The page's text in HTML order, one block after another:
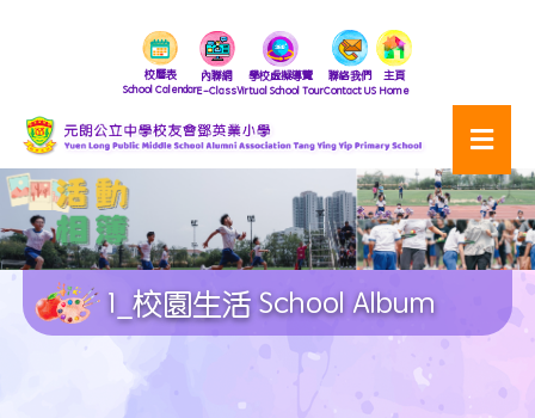
校曆表
School Calendar
內聯網
E-Class
學校虛擬導覽
Virtual School Tour
聯絡我們
Contact US
主頁
Home
1_校園生活 School Album